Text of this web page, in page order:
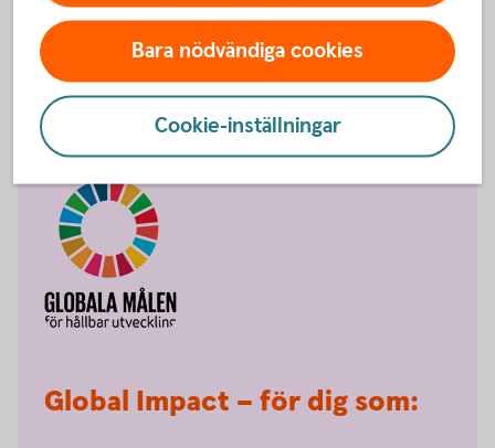
Spara i NewEnergy
Global Impact – för dig som:
Bara nödvändiga cookies
Cookie-inställningar